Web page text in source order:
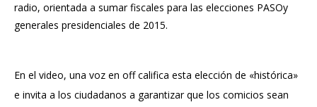
radio, orientada a sumar fiscales para las elecciones PASOy
generales presidenciales de 2015.
En el video, una voz en off califica esta elección de «histórica»
e invita a los ciudadanos a garantizar que los comicios sean